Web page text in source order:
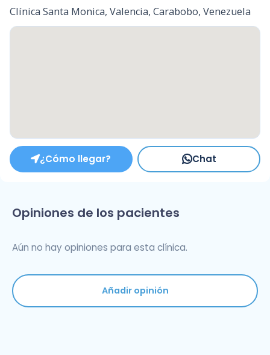
Clínica Santa Monica, Valencia, Carabobo, Venezuela
¿Cómo llegar? Chat
Opiniones de los pacientes
Aún no hay opiniones para esta clínica.
Añadir opinión